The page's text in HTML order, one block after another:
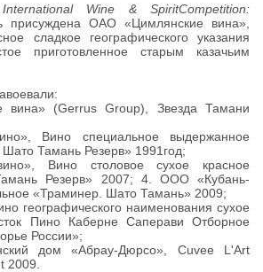
Wine & SpiritCompetition:
присуждена ОАО «Цимлянские вина»,
сладкое географического указания
приготовленное старым казачьим
(Gerrus Group), Звезда Тамани
Вино специальное выдержанное
Тамань Резерв» 1991год;
Вино столовое сухое красное
Резерв» 2007; 4. ООО «Кубань-
«Траминер. Шато Тамань» 2009;
географического наименования сухое
Пино Каберне Саперави Отборное
России»;
дом «Абрау-Дюрсо», Cuvee L'Art
2009.